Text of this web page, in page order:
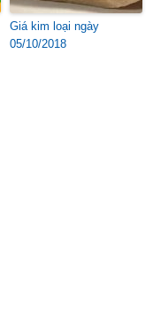
Giá kim loại ngày
05/10/2018